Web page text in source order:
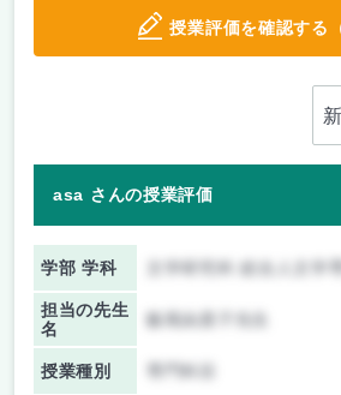
授業評価を確認する
asa さんの授業評価
学部 学科
担当の先生
名
飯尾由貴子先生
授業種別